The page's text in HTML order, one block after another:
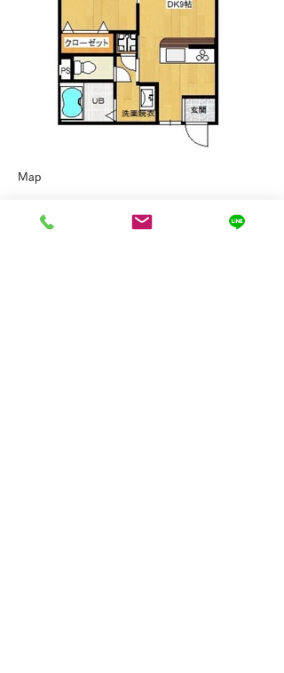
​Map